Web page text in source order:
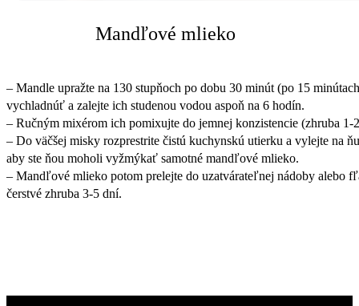
Mandľové mlieko
– Mandle upražte na 130 stupňoch po dobu 30 minút (po 15
vychladnúť a zalejte ich studenou vodou aspoň na 6 hodín.
– Ručným mixérom ich pomixujte do jemnej konzistencie (zhruba 1-
– Do väčšej misky rozprestrite čistú kuchynskú utierku a vylejte na
aby ste ňou moholi vyžmýkať samotné mandľové mlieko.
– Mandľové mlieko potom prelejte do uzatvárateľnej nádoby alebo
čerstvé zhruba 3-5 dní.